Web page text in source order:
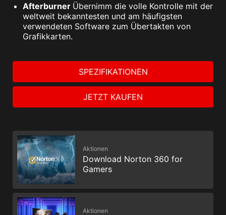
Afterburner Übernimm die volle Kontrolle mit der
weltweit bekanntesten und am häufigsten
verwendeten Software zum Übertakten von
Grafikkarten.
SPEZIFIKATIONEN
JETZT KAUFEN
Aktionen
Download Norton 360 for
Gamers
Aktionen